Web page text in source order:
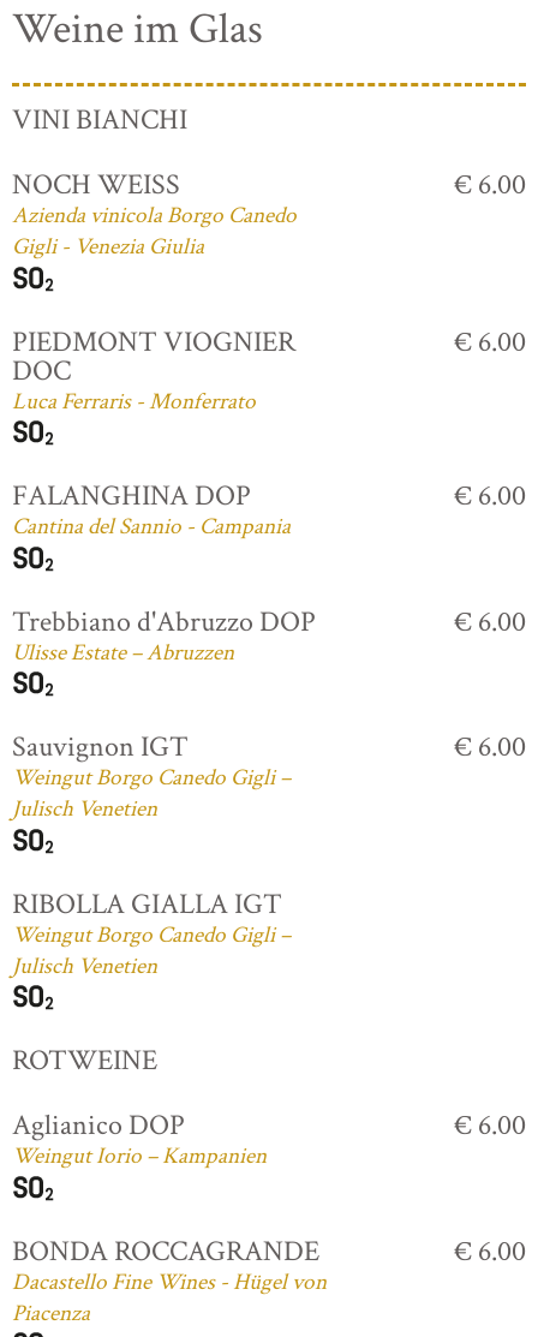
Weine im Glas
VINI BIANCHI
NOCH WEISS
Azienda vinicola Borgo Canedo
Gigli - Venezia Giulia
€ 6.00
PIEDMONT VIOGNIER
DOC
Luca Ferraris - Monferrato
€ 6.00
FALANGHINA DOP
Cantina del Sannio - Campania
€ 6.00
Trebbiano d'Abruzzo DOP
Ulisse Estate – Abruzzen
€ 6.00
Sauvignon IGT
Weingut Borgo Canedo Gigli –
Julisch Venetien
€ 6.00
RIBOLLA GIALLA IGT
Weingut Borgo Canedo Gigli –
Julisch Venetien
ROTWEINE
Aglianico DOP
Weingut Iorio – Kampanien
€ 6.00
BONDA ROCCAGRANDE
Dacastello Fine Wines - Hügel von
Piacenza
€ 6.00